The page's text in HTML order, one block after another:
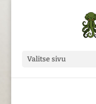
Valitse sivu